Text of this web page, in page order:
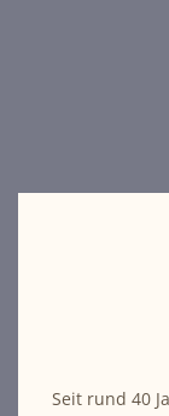
Seit rund 40